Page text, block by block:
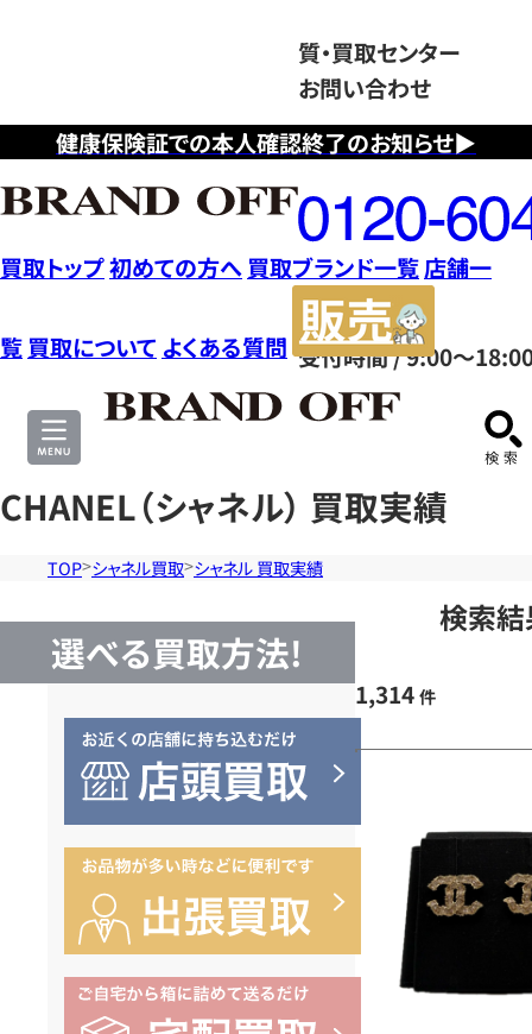
健康保険証での本人確認終了のお知らせ▶
質・買取センター
お問い合わせ
フ
リ
ー
ダ
イ
ヤ
ル
0120604117
受付時間 / 9:00～
買取トップ初めての方へ 買取ブランド一覧店舗一
覧 買取について よくある質問
サ
CHANEL（シャネル） 買取実績
TOP シャネル買取 シャネル 買取実績
選べる買取方法!
検索
1,314 件